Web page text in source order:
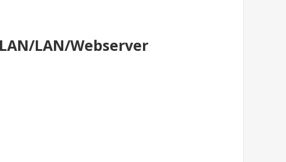
LAN/Webserver